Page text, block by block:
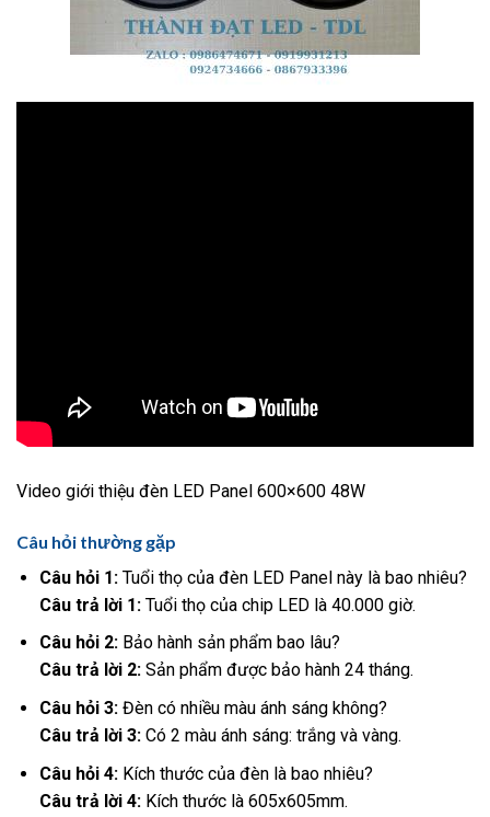
Video giới thiệu đèn LED Panel 600×600 48W
Câu hỏi thường gặp
Câu hỏi 1:Tuổi thọ của đèn LED Panel này là bao nhiêu?
Câu trả lời 1:Tuổi thọ của chip LED là 40.000 giờ.
Câu hỏi 2:Bảo hành sản phẩm bao lâu?
Câu trả lời 2:Sản phẩm được bảo hành 24 tháng.
Câu hỏi 3:Đèn có nhiều màu ánh sáng không?
Câu trả lời 3:Có 2 màu ánh sáng: trắng và vàng.
Câu hỏi 4:Kích thước của đèn là bao nhiêu?
Câu trả lời 4:Kích thước là 605x605mm.